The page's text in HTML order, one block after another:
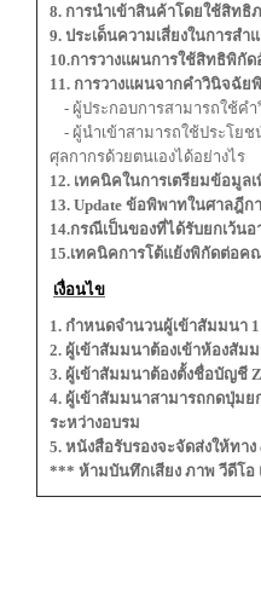
8. การนำเข้าสินค้าโดยใช้สิท
9. ประเด็นความเสี่ยงในการส
10.การวางแผนการใช้สิทธิพิกัด
11. การวางแผนจากคำวินิจฉัย
- ผู้ประกอบการสามารถใช้ค
- ผู้นำเข้าสามารถใช้ประโยช
ศุลกากรด้วยตนเองได้อย่างไร
12. เทคนิคในการเตรียมข้อมูล
13. Update ข้อพิพาทในศาลฎี
14.กรณีเป็นของที่ได้รับยกเว้น
15.เทคนิคการโต้แย้งพิกัดต่อ
เงื่อนไข
1. กำหนดจำนวนผู้เข้าสัมมนา 1
2. ผู้เข้าสัมมนาต้องเข้าห้องสัม
3. ผู้เข้าสัมมนาต้องตั้งชื่อบัญชี
4. ผู้เข้าสัมมนาสามารถกดปุ่ม
ระหว่างอบรม
5. หนังสือรับรองจะจัดส่งให้ทา
*** ห้ามบันทึกเสียง ภาพ วีดีโอ